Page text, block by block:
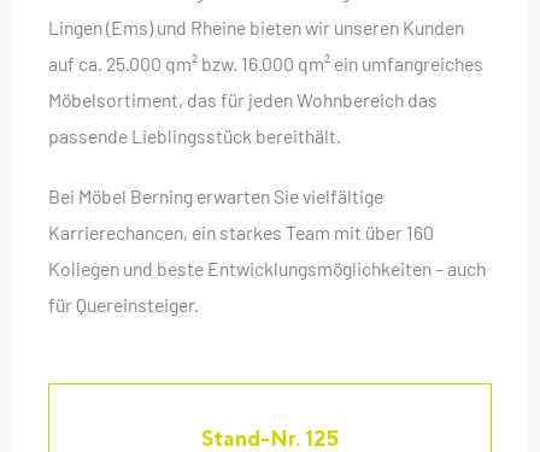
Lingen (Ems) und Rheine bieten wir unseren Kunden
auf ca. 25.000 qm² bzw. 16.000 qm² ein umfangreiches
Möbelsortiment, das für jeden Wohnbereich das
passende Lieblingsstück bereithält.
Bei Möbel Berning erwarten Sie vielfältige
Karrierechancen, ein starkes Team mit über 160
Kollegen und beste Entwicklungsmöglichkeiten – auch
für Quereinsteiger.
Stand-Nr. 125